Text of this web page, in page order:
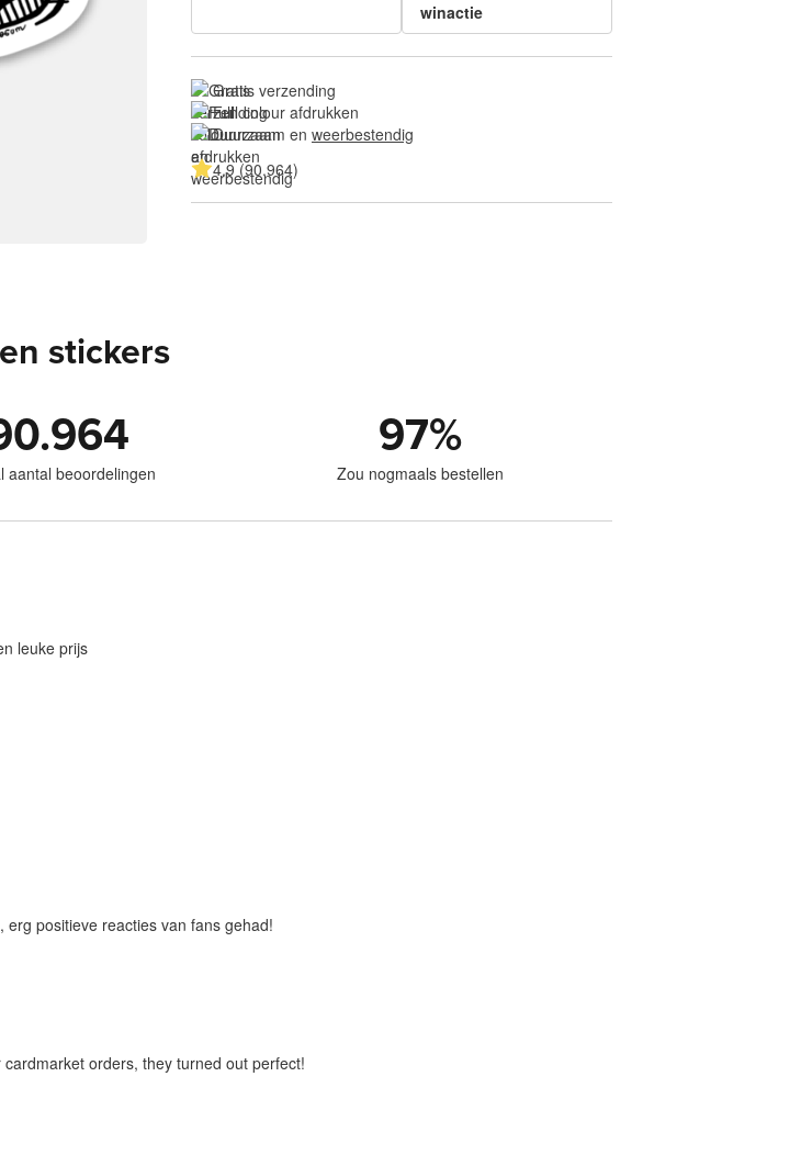
winactie
Gratis verzending
Full colour afdrukken
Duurzaam en weerbestendig
4.9 (90.964)
stickers
aantal beoordelingen
97%
Zou nogmaals bestellen
leuke prijs
positieve reacties van fans gehad!
orders, they turned out perfect!